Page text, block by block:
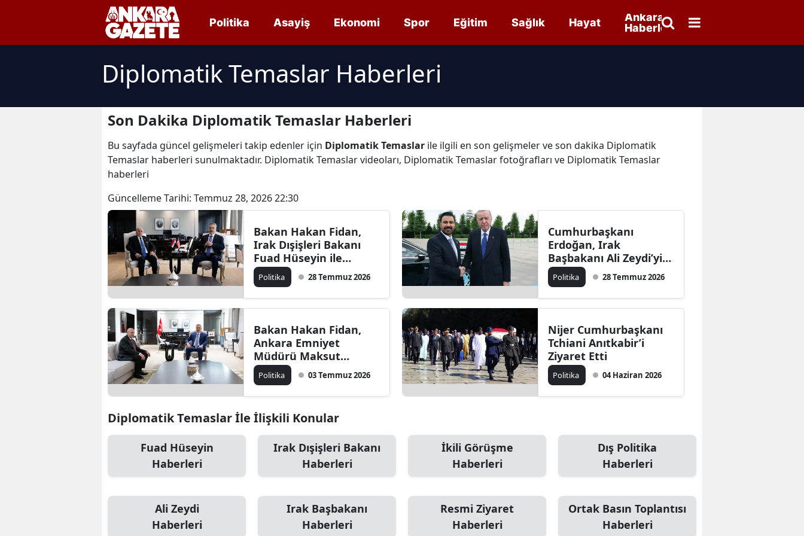
Politika Asayiş Ekonomi Spor Eğitim Sağlık Hayat
Ankara
Haberleri
Diplomatik Temaslar Haberleri
Son Dakika Diplomatik Temaslar Haberleri
Bu sayfada güncel gelişmeleri takip edenler için Diplomatik Temaslar ile ilgili en son gelişmeler ve son dakika Diplomatik
Temaslar haberleri sunulmaktadır. Diplomatik Temaslar videoları, Diplomatik Temaslar fotoğrafları ve Diplomatik Temaslar
haberleri
Güncelleme Tarihi: Temmuz 28, 2026 22:30
Bakan Hakan Fidan,
Irak Dışişleri Bakanı
Fuad Hüseyin ile
Görüştü
Politika 28 Temmuz 2026
Cumhurbaşkanı
Erdoğan, Irak
Başbakanı Ali Zeydi’yi
Resmi Törenle Karşıladı
Politika 28 Temmuz 2026
Bakan Hakan Fidan,
Ankara Emniyet
Müdürü Maksut
Yüksek'i kabul etti
Politika 03 Temmuz 2026
Nijer Cumhurbaşkanı
Tchiani Anıtkabir’i
Ziyaret Etti
Politika 04 Haziran 2026
Diplomatik Temaslar İle İlişkili Konular
Fuad Hüseyin
Haberleri
Irak Dışişleri Bakanı
Haberleri
İkili Görüşme
Haberleri
Dış Politika
Haberleri
Ali Zeydi
Haberleri
Irak Başbakanı
Haberleri
Resmi Ziyaret
Haberleri
Ortak Basın Toplantısı
Haberleri